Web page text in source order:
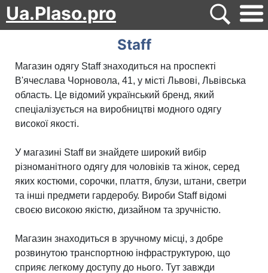
Ua.Plaso.pro
Staff
Магазин одягу Staff знаходиться на проспекті
В'ячеслава Чорновола, 41, у місті Львові, Львівська
область. Це відомий український бренд, який
спеціалізується на виробництві модного одягу
високої якості.
У магазині Staff ви знайдете широкий вибір
різноманітного одягу для чоловіків та жінок, серед
яких костюми, сорочки, плаття, блузи, штани, светри
та інші предмети гардеробу. Вироби Staff відомі
своєю високою якістю, дизайном та зручністю.
Магазин знаходиться в зручному місці, з добре
розвинутою транспортною інфраструктурою, що
сприяє легкому доступу до нього. Тут завжди